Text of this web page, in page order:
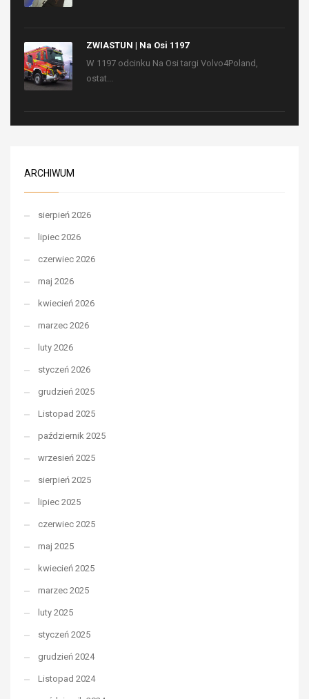
ZWIASTUN | Na Osi 1197
W 1197 odcinku Na Osi targi Volvo4Poland,
ostat...
ARCHIWUM
sierpień 2026
lipiec 2026
czerwiec 2026
maj 2026
kwiecień 2026
marzec 2026
luty 2026
styczeń 2026
grudzień 2025
Listopad 2025
październik 2025
wrzesień 2025
sierpień 2025
lipiec 2025
czerwiec 2025
maj 2025
kwiecień 2025
marzec 2025
luty 2025
styczeń 2025
grudzień 2024
Listopad 2024